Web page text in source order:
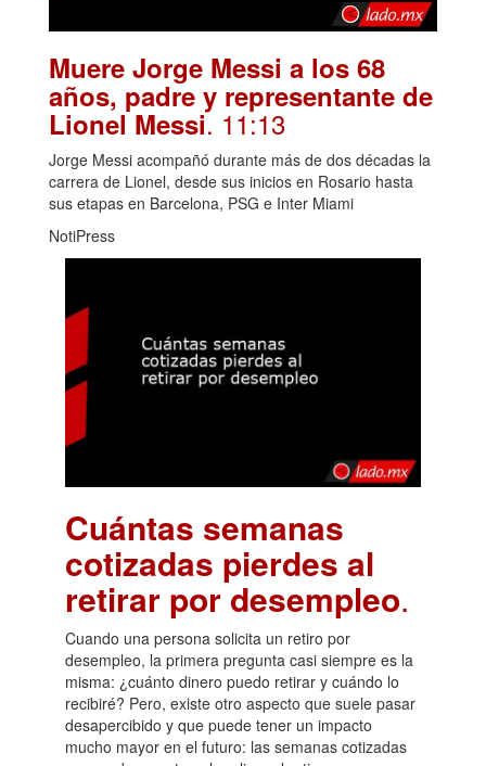
Muere Jorge Messi a los 68
años, padre y representante de
Lionel Messi. 11:13
Jorge Messi acompañó durante más de dos décadas la
carrera de Lionel, desde sus inicios en Rosario hasta
sus etapas en Barcelona, PSG e Inter Miami
NotiPress
Cuántas semanas
cotizadas pierdes al
retirar por desempleo.
Cuando una persona solicita un retiro por
desempleo, la primera pregunta casi siempre es la
misma: ¿cuánto dinero puedo retirar y cuándo lo
recibiré? Pero, existe otro aspecto que suele pasar
desapercibido y que puede tener un impacto
mucho mayor en el futuro: las semanas cotizadas